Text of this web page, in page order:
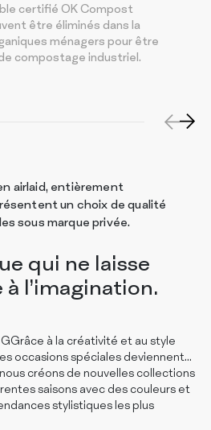
certifié OK Compost
être éliminés dans la
ménagers pour être
compostage industriel.
airlaid, entièrement
un choix de qualité
sous marque privée.
qui ne laisse
l’imagination.
GGrâce à la créativité et au style
occasions spéciales deviennent…
créons de nouvelles collections
saisons avec des couleurs et
stylistiques les plus